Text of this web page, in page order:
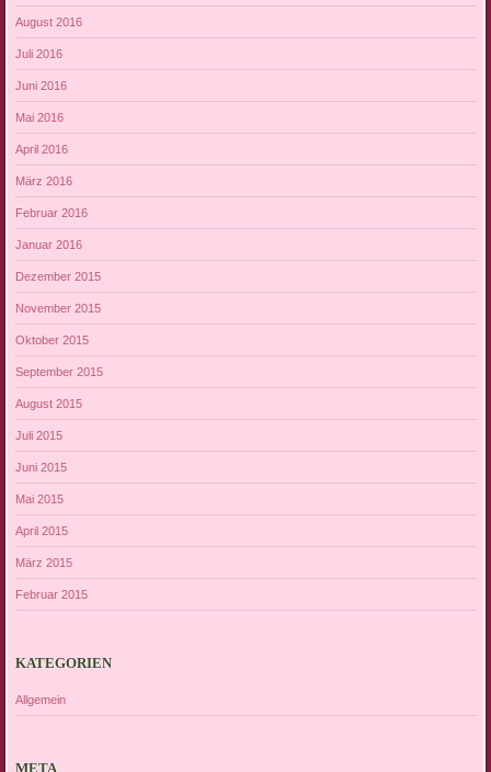
August 2016
Juli 2016
Juni 2016
Mai 2016
April 2016
März 2016
Februar 2016
Januar 2016
Dezember 2015
November 2015
Oktober 2015
September 2015
August 2015
Juli 2015
Juni 2015
Mai 2015
April 2015
März 2015
Februar 2015
KATEGORIEN
Allgemein
META